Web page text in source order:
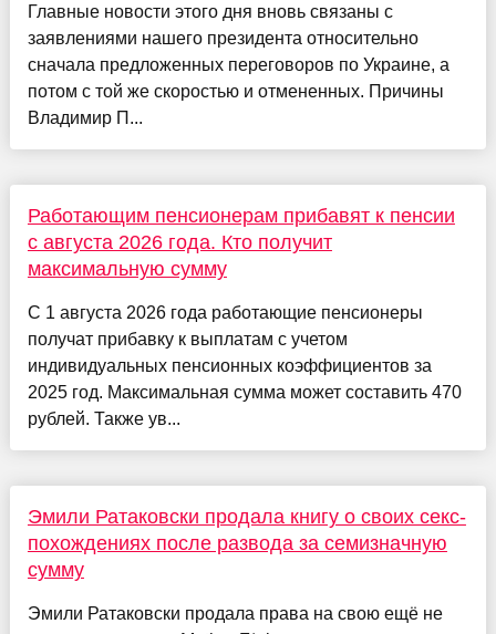
Главные новости этого дня вновь связаны с
заявлениями нашего президента относительно
сначала предложенных переговоров по Украине, а
потом с той же скоростью и отмененных. Причины
Владимир П...
Работающим пенсионерам прибавят к пенсии
с августа 2026 года. Кто получит
максимальную сумму
С 1 августа 2026 года работающие пенсионеры
получат прибавку к выплатам с учетом
индивидуальных пенсионных коэффициентов за
2025 год. Максимальная сумма может составить 470
рублей. Также ув...
Эмили Ратаковски продала книгу о своих секс-
похождениях после развода за семизначную
сумму
Эмили Ратаковски продала права на свою ещё не